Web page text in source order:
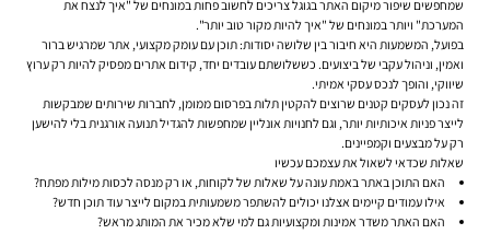
שמחפשים שיפור מיקום האתר בגוגל צריכים לחשוב פחות במונחים של "איך לנצח את
המערכת" ויותר במונחים של "איך להיות מקור טוב יותר".
בפועל, המשמעות היא חיבור בין שלושה יסודות: תוכן עם עומק מקצועי, אתר שמרגיש ברור
ואמין, וניהול עקבי של ביצועים. כששלושתם עובדים יחד, קידום אתריםמפסיק להיות רק ערוץ
שיווקי, והופך לנכס עסקי אמיתי.
זה נכון לעסקים קטנים שרוצים להקטין תלות בפרסום ממומן, לחברות שירותים שמבקשות
לייצר פניות איכותיות יותר, וגם לחנויות אונליין שמחפשות להגדיל תנועה אורגנית בלי להישען
רק על מבצעים וקמפיינים.
שאלות שכדאי לשאול את עצמכם עכשיו
האם התוכן באתר באמת עונה על שאלות של לקוחות, או רק מנסה לכסות מילות מפתח?
אילו עמודים קיימים אצלנו יכולים להשתפר משמעותית במקום לייצר עוד תוכן חדש?
האם האתר משדר אמינות ומקצועיות גם למי שלא מכיר את המותג מראש?